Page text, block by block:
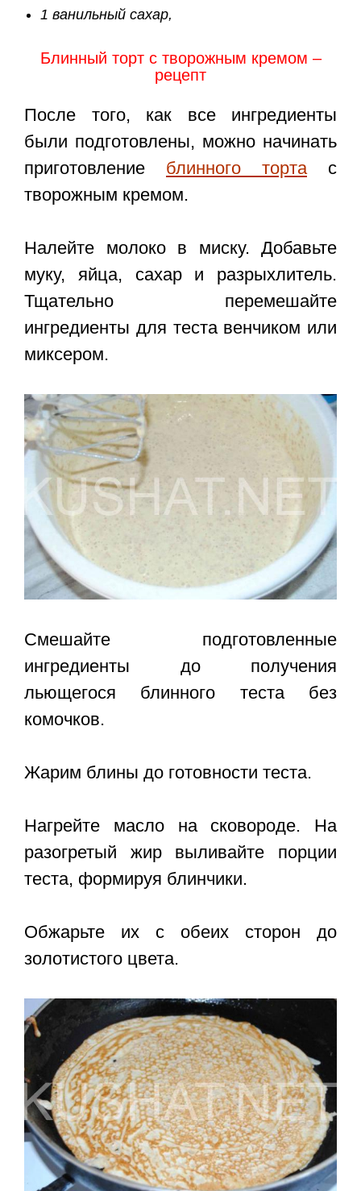
1 ванильный сахар,
Блинный торт с творожным кремом –
рецепт
После того, как все ингредиенты
были подготовлены, можно начинать
приготовление блинного торта с
творожным кремом.
Налейте молоко в миску. Добавьте
муку, яйца, сахар и разрыхлитель.
Тщательно перемешайте
ингредиенты для теста венчиком или
миксером.
Смешайте подготовленные
ингредиенты до получения
льющегося блинного теста без
комочков.
Жарим блины до готовности теста.
Нагрейте масло на сковороде. На
разогретый жир выливайте порции
теста, формируя блинчики.
Обжарьте их с обеих сторон до
золотистого цвета.